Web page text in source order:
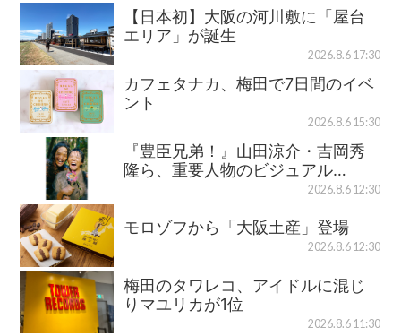
【日本初】大阪の河川敷に「屋台
エリア」が誕生
2026.8.6 17:30
カフェタナカ、梅田で7日間のイベ
ント
2026.8.6 15:30
『豊臣兄弟！』山田涼介・吉岡秀
隆ら、重要人物のビジュアル…
2026.8.6 12:30
モロゾフから「大阪土産」登場
2026.8.6 12:30
梅田のタワレコ、アイドルに混じ
りマユリカが1位
2026.8.6 11:30